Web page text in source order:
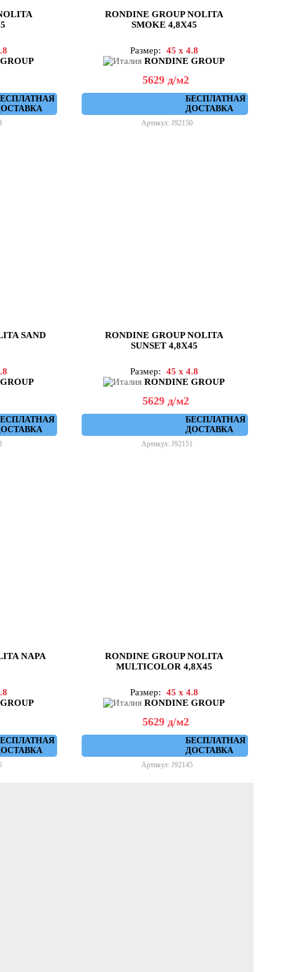
RONDINE GROUP NOLITA
SMOKE 4,8X45
Размер:
45 x 4.8
RONDINE GROUP
5629 д/м2
БЕСПЛАТНАЯ
ДОСТАВКА
Артикул: J92150
SAND
RONDINE GROUP NOLITA
SUNSET 4,8X45
Размер:
45 x 4.8
RONDINE GROUP
5629 д/м2
БЕСПЛАТНАЯ
ДОСТАВКА
Артикул: J92151
NAPA
RONDINE GROUP NOLITA
MULTICOLOR 4,8X45
Размер:
45 x 4.8
RONDINE GROUP
5629 д/м2
БЕСПЛАТНАЯ
ДОСТАВКА
Артикул: J92145